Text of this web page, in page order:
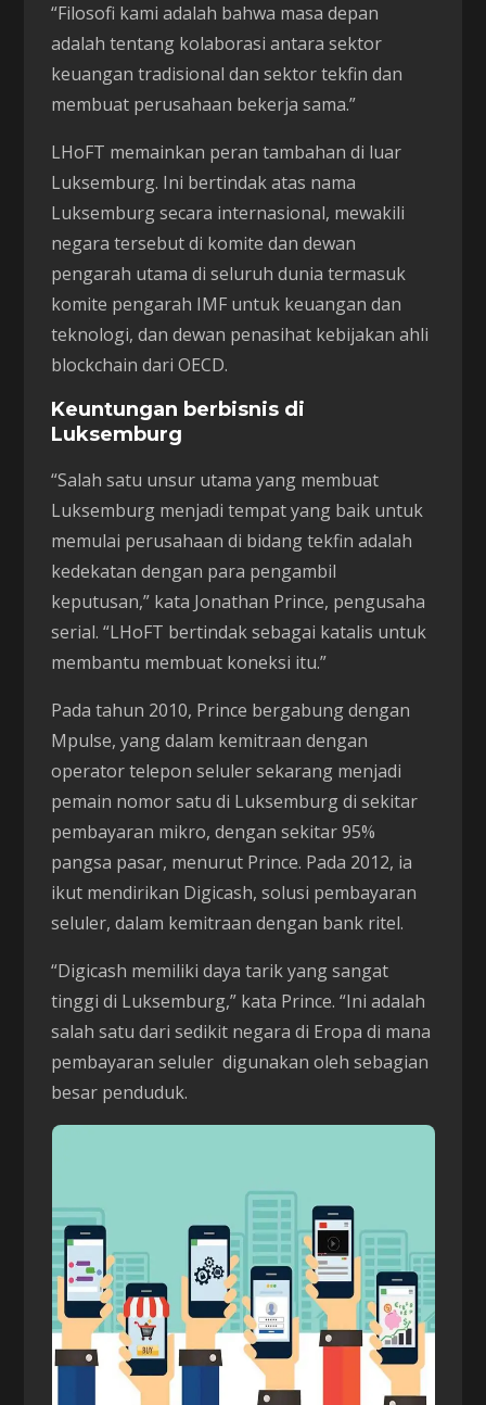
“Filosofi kami adalah bahwa masa depan
adalah tentang kolaborasi antara sektor
keuangan tradisional dan sektor tekfin dan
membuat perusahaan bekerja sama.”
LHoFT memainkan peran tambahan di luar
Luksemburg. Ini bertindak atas nama
Luksemburg secara internasional, mewakili
negara tersebut di komite dan dewan
pengarah utama di seluruh dunia termasuk
komite pengarah IMF untuk keuangan dan
teknologi, dan dewan penasihat kebijakan ahli
blockchain dari OECD.
Keuntungan berbisnis di
Luksemburg
“Salah satu unsur utama yang membuat
Luksemburg menjadi tempat yang baik untuk
memulai perusahaan di bidang tekfin adalah
kedekatan dengan para pengambil
keputusan,” kata Jonathan Prince, pengusaha
serial. “LHoFT bertindak sebagai katalis untuk
membantu membuat koneksi itu.”
Pada tahun 2010, Prince bergabung dengan
Mpulse, yang dalam kemitraan dengan
operator telepon seluler sekarang menjadi
pemain nomor satu di Luksemburg di sekitar
pembayaran mikro, dengan sekitar 95%
pangsa pasar, menurut Prince. Pada 2012, ia
ikut mendirikan Digicash, solusi pembayaran
seluler, dalam kemitraan dengan bank ritel.
“Digicash memiliki daya tarik yang sangat
tinggi di Luksemburg,” kata Prince. “Ini adalah
salah satu dari sedikit negara di Eropa di mana
pembayaran seluler digunakan oleh sebagian
besar penduduk.